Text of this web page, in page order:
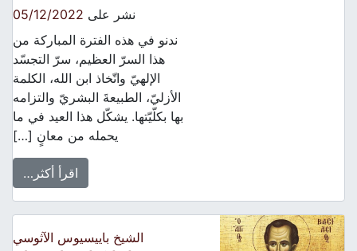
نشر على05/12/2022
ندنو في هذه الفترة المباركة من
هذا السرّ العظيم، سرّ التجسّد
الإلهيّ واتّخاذ ابن الله، الكلمة
الأزليّ، الطبيعةَ البشريّ والتزامه
بها بكلّيّتها. يشكّل هذا العيد في ما
يحمله من معانٍ […]
اقرأ أكثر…
الشيخ باييسيوس الآثوسي